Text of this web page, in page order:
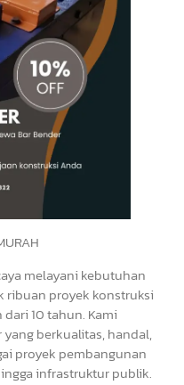
melayani kebutuhan
ribuan proyek konstruksi
10 tahun. Kami
berkualitas, handal,
proyek pembangunan
infrastruktur publik.